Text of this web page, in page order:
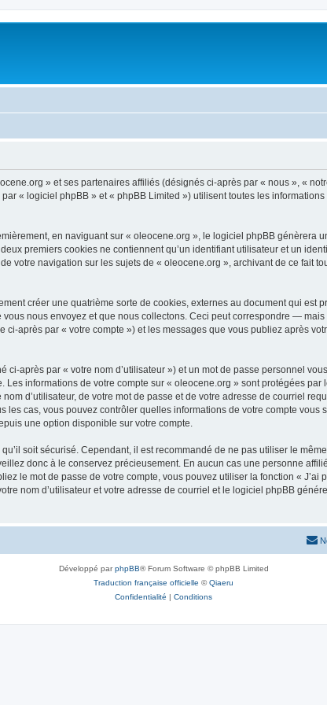
» et ses partenaires affiliés (désignés ci-après par « nous », «
« logiciel phpBB » et « phpBB Limited ») utilisent toutes les
en naviguant sur « oleocene.org », le logiciel phpBB génèrera
premiers cookies ne contiennent qu’un identifiant utilisateur et un
votre navigation sur les sujets de « oleocene.org », archivant de ce fait
créer une quatrième sorte de cookies, externes au document qui est
nous envoyez et que nous collectons. Ceci peut correspondre —
ci-après par « votre compte ») et les messages que vous publiez après
après par « votre nom d’utilisateur ») et un mot de passe personnel
informations de votre compte sur « oleocene.org » sont protégées
d’utilisateur, de votre mot de passe et de votre adresse de courriel
les cas, vous pouvez contrôler quelles informations de votre compte
une option disponible sur votre compte.
soit sécurisé. Cependant, il est recommandé de ne pas utiliser le
donc à le conservez précieusement. En aucun cas une personne
le mot de passe de votre compte, vous pouvez utiliser la fonction «
nom d’utilisateur et votre adresse de courriel et le logiciel phpBB
Développé parphpBB® Forum Software © phpBB Limited
Traduction française officielle ©Qiaeru
Confidentialité | Conditions